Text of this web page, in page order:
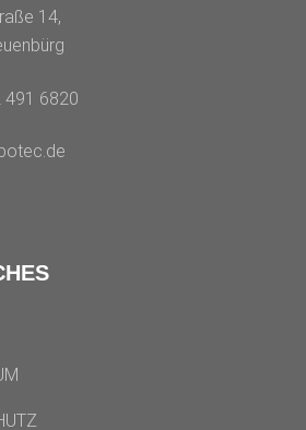
14,
491 6820